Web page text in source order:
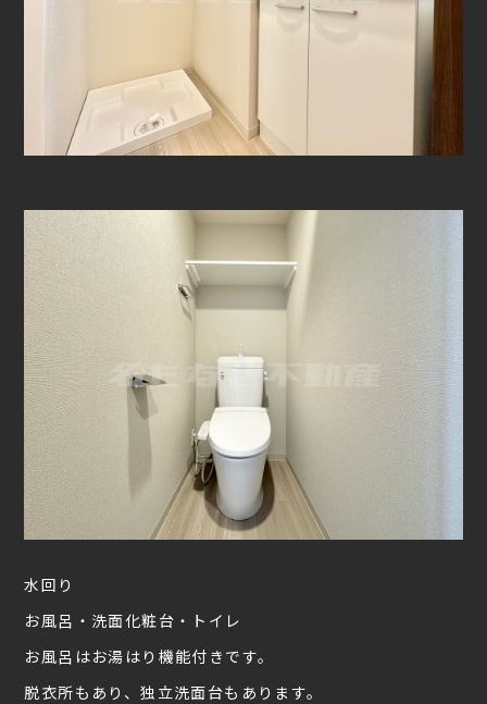
水回り
お風呂・洗面化粧台・トイレ
お風呂はお湯はり機能付きです。
脱衣所もあり、独立洗面台もあります。